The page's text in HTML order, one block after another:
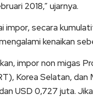
2018,” ujarnya.
impor, secara
kenaikan
impor non migas
Korea Selatan,
USD 0,727 juta.